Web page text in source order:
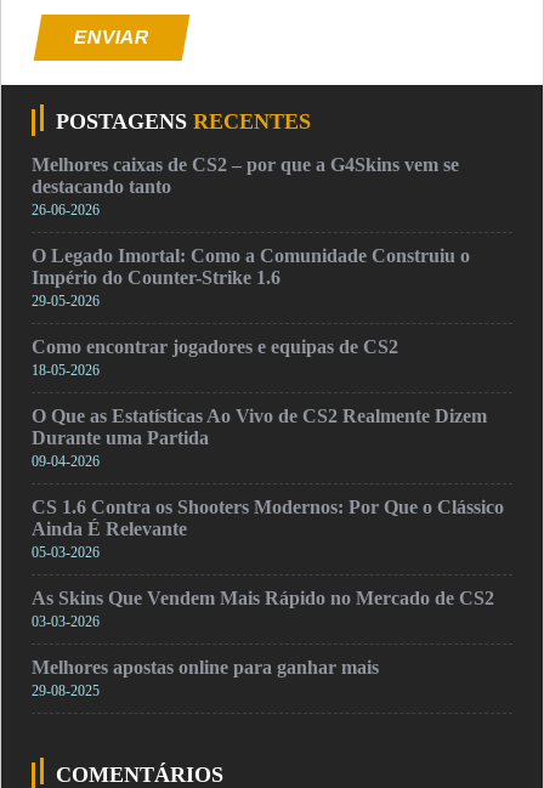
ENVIAR
POSTAGENS RECENTES
Melhores caixas de CS2 – por que a G4Skins vem se
destacando tanto
26-06-2026
O Legado Imortal: Como a Comunidade Construiu o
Império do Counter-Strike 1.6
29-05-2026
Como encontrar jogadores e equipas de CS2
18-05-2026
O Que as Estatísticas Ao Vivo de CS2 Realmente Dizem
Durante uma Partida
09-04-2026
CS 1.6 Contra os Shooters Modernos: Por Que o Clássico
Ainda É Relevante
05-03-2026
As Skins Que Vendem Mais Rápido no Mercado de CS2
03-03-2026
Melhores apostas online para ganhar mais
29-08-2025
COMENTÁRIOS